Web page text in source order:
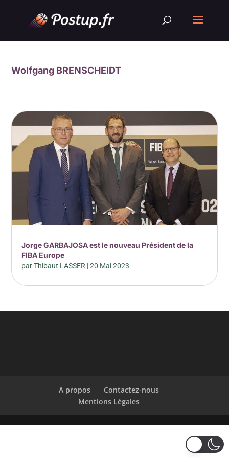
Wolfgang BRENSCHEIDT
Jorge GARBAJOSA est le nouveau Président de la
FIBA Europe
parThibaut LASSER |20 Mai 2023
A propos
Contactez-nous
Mentions Légales